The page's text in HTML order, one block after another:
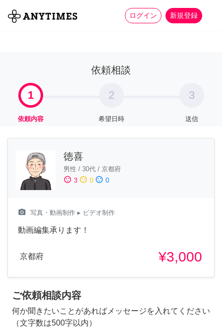
ログイン 新規登録
全て 家事 more_horiz
依頼相談
1
依頼内容
2
希望日時
3
送信
徳喜
男性 / 30代 / 京都府
sentiment_satisfied 3 sentiment_neutral 0 sentiment_dissatisfied 0
camera_alt 写真・動画制作 ▸ ビデオ制作
動画編集承ります！
京都府 ¥3,000
ご依頼相談内容
何か聞きたいことがあればメッセージを入れてください
（文字数は500字以内）